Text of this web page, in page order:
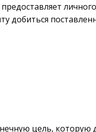
добиться
цель,